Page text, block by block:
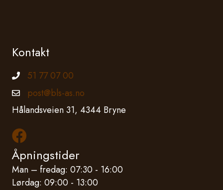
Kontakt
Telefonnummer
51 77 07 00
Epostadresse
post@bls-as.no
Hålandsveien 31, 4344 Bryne
Les mer om oss på Facebook
Åpningstider
Man – fredag: 07:30 - 16:00
Lørdag: 09:00 - 13:00